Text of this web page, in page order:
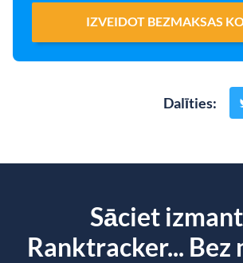
IZVEIDOT BEZMAKSAS
Dalīties:
Sāciet
Ranktracker... Bez